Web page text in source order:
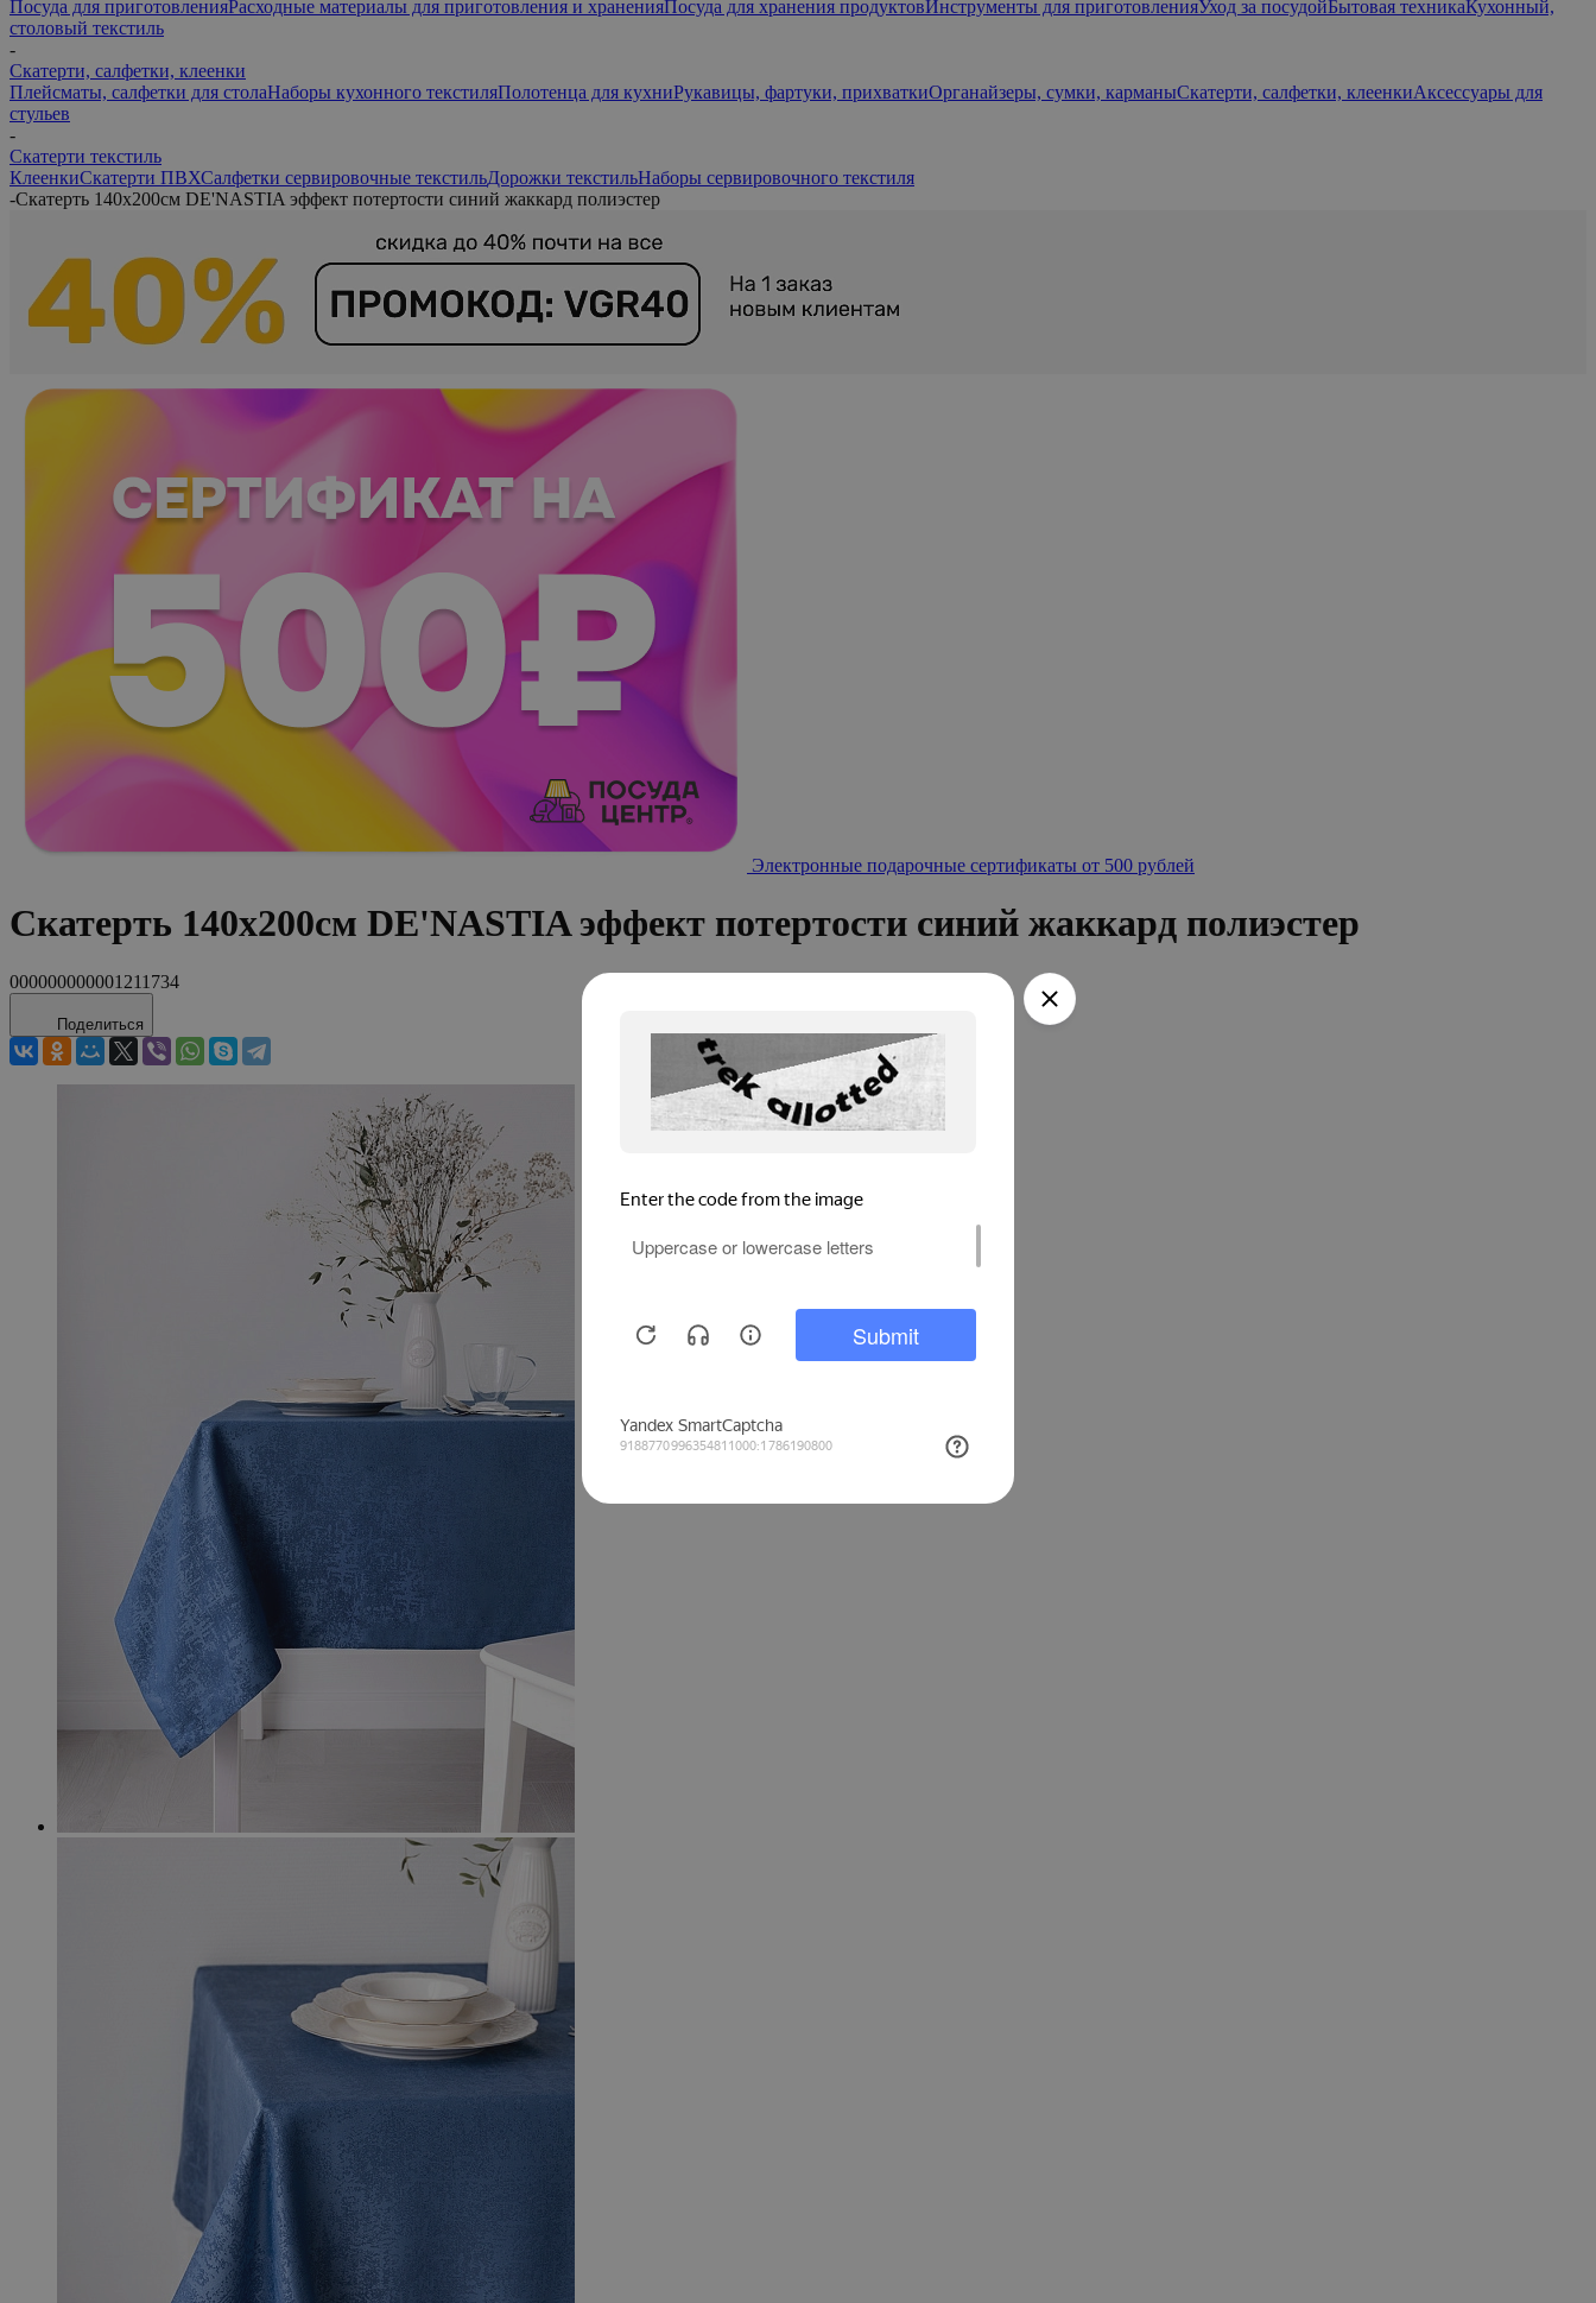
Посуда для приготовленияРасходные материалы для приготовления и храненияПосуда для хранения продуктовИнструменты для приготовленияУход за посудойБытовая техникаКухонный,
столовый текстиль
-
Скатерти, салфетки, клеенки
Плейсматы, салфетки для столаНаборы кухонного текстиляПолотенца для кухниРукавицы, фартуки, прихваткиОрганайзеры, сумки, карманыСкатерти, салфетки, клеенкиАксессуары для
стульев
-
Скатерти текстиль
КлеенкиСкатерти ПВХСалфетки сервировочные текстильДорожки текстильНаборы сервировочного текстиля
-Скатерть 140x200см DE'NASTIA эффект потертости синий жаккард полиэстер
Электронные подарочные сертификаты от 500 рублей
Скатерть 140x200см DE'NASTIA эффект потертости синий жаккард полиэстер
000000000001211734
Поделиться